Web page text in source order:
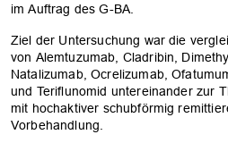
im Auftrag des G-BA.
Ziel der Untersuchung war die
von Alemtuzumab, Cladribin,
Natalizumab, Ocrelizumab,
und Teriflunomid untereinander zur
mit hochaktiver schubförmig
Vorbehandlung.